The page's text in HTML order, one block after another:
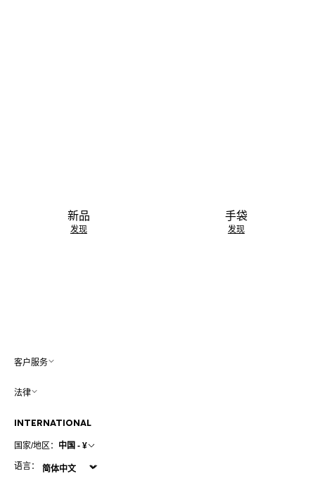
新品
发现
手袋
发现
INTERNATIONAL
国家/地区： 中国 - ¥
语言：
客户服务
法律